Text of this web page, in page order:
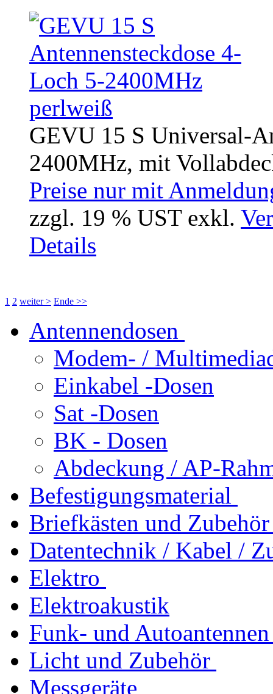
GEVU 15 S Universal-
2400MHz, mit
Preise nur mit
zzgl. 19 % UST exkl.
Details
1 2 weiter > Ende >>
Antennendosen
Modem- /
Einkabel -Dosen
Sat -Dosen
BK - Dosen
Abdeckung / AP-
Befestigungsmaterial
Briefkästen und Zubehör
Datentechnik / Kabel /
Elektro
Elektroakustik
Funk- und Autoantennen
Licht und Zubehör
Messgeräte